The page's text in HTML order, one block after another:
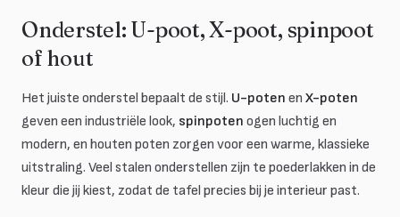
Onderstel: U-poot, X-poot, spinpoot
of hout
Het juiste onderstel bepaalt de stijl. U-poten en X-poten
geven een industriële look, spinpoten ogen luchtig en
modern, en houten poten zorgen voor een warme, klassieke
uitstraling. Veel stalen onderstellen zijn te poederlakken in de
kleur die jij kiest, zodat de tafel precies bij je interieur past.